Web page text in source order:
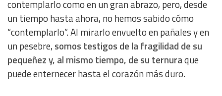
contemplarlo como en un gran abrazo, pero, desde
un tiempo hasta ahora, no hemos sabido cómo
“contemplarlo”. Al mirarlo envuelto en pañales y en
un pesebre, somos testigos de la fragilidad de su
pequeñez y, al mismo tiempo, de su ternuraque
puede enternecer hasta el corazón más duro.
Understand audiences through statistics or combinations
of data from different sources
Develop and improve services
Use limited data to select content